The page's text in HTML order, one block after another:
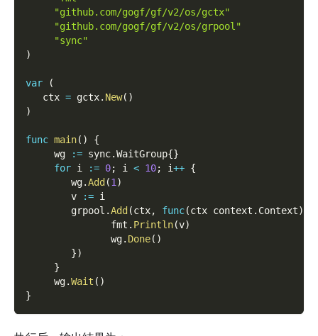
"github.com/gogf/gf/v2/os/gctx"
"github.com/gogf/gf/v2/os/grpool"
"sync"
)
var
(
   ctx
= gctx. New( )
)
func main( )
{
     wg
:= sync.WaitGroup{}
for i := 0; i < 10; i++ {
        wg
.Add (1)
        v
:= i
        grpool
.Add (ctx, func(ctx context . Context)
               fmt
. Println(v)
               wg
. Done( )
})
}
     wg
.Wait ( )
}